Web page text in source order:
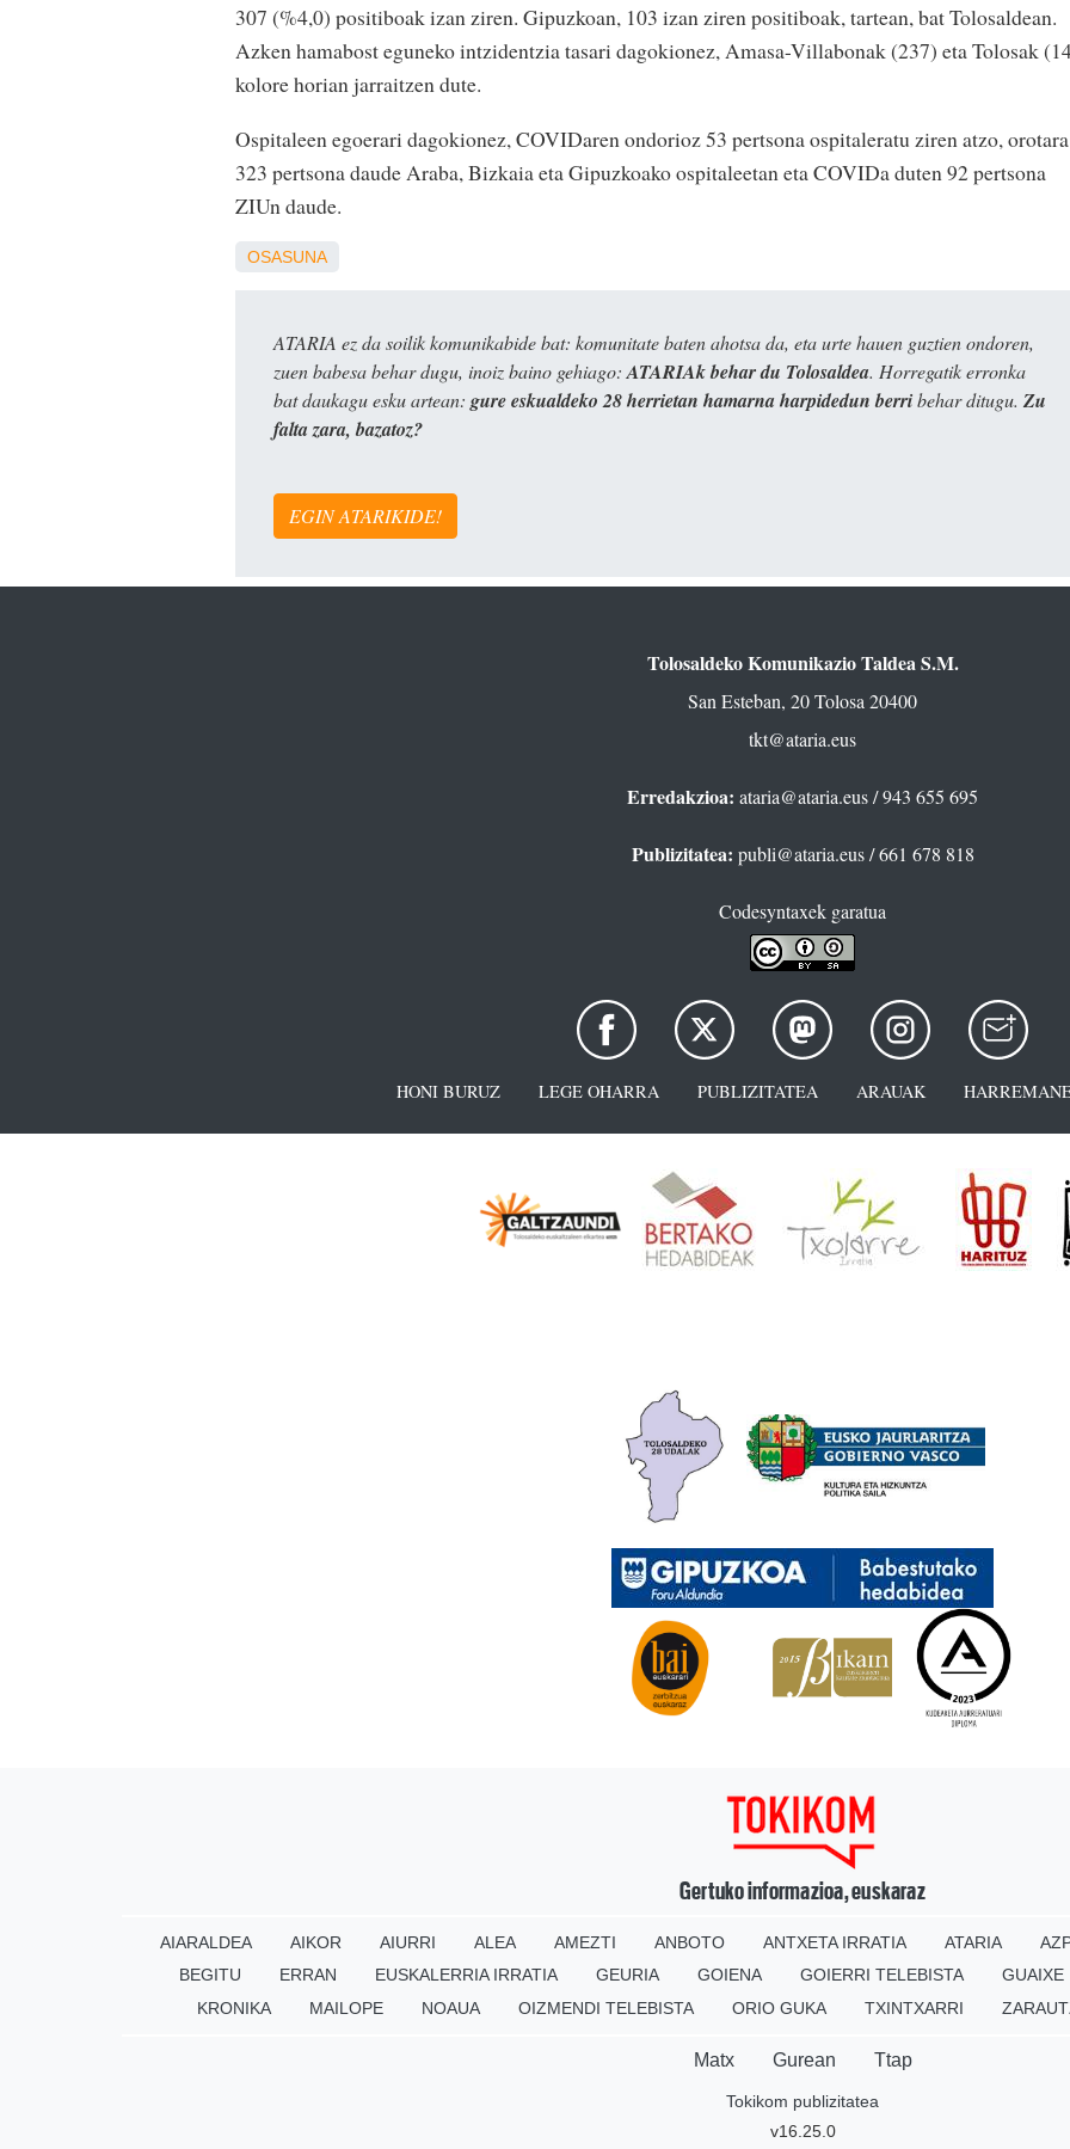
307 (%4,0) positiboak izan ziren. Gipuzkoan, 103 izan ziren positiboak, tartean, bat Tolosaldean.
Azken hamabost eguneko intzidentzia tasari dagokionez, Amasa-Villabonak (237) eta Tolosak
kolore horian jarraitzen dute.
Ospitaleen egoerari dagokionez, COVIDaren ondorioz 53 pertsona ospitaleratu ziren atzo, orotara
323 pertsona daude Araba, Bizkaia eta Gipuzkoako ospitaleetan eta COVIDa duten 92 pertsona
ZIUn daude.
OSASUNA
ATARIA ez da soilik komunikabide bat: komunitate baten ahotsa da, eta urte hauen guztien ondoren,
zuen babesa behar dugu, inoiz baino gehiago: ATARIAk behar du Tolosaldea. Horregatik erronka
bat daukagu esku artean: gure eskualdeko 28 herrietan hamarna harpidedun berribehar ditugu. Zu
falta zara, bazatoz?
EGIN ATARIKIDE!
Tolosaldeko Komunikazio Taldea S.M.
San Esteban, 20 Tolosa 20400
tkt@ataria.eus
Erredakzioa: ataria@ataria.eus/ 943 655 695
Publizitatea: publi@ataria.eus/ 661 678 818
Codesyntaxek garatua
HONI BURUZ LEGE OHARRA PUBLIZITATEA ARAUAK
Gertuko informazioa, euskaraz
AIARALDEA AIKOR AIURRI ALEA AMEZTI ANBOTO ANTXETA IRRATIA ATARIA
BEGITU
ERRAN EUSKALERRIA IRRATIA GEURIA GOIENA GOIERRI TELEBISTA
GUAIXE
KRONIKA
MAILOPE NOAUA OIZMENDI TELEBISTA ORIO GUKA TXINTXARRI
Matx Gurean Ttap
Tokikom publizitatea
v16.25.0